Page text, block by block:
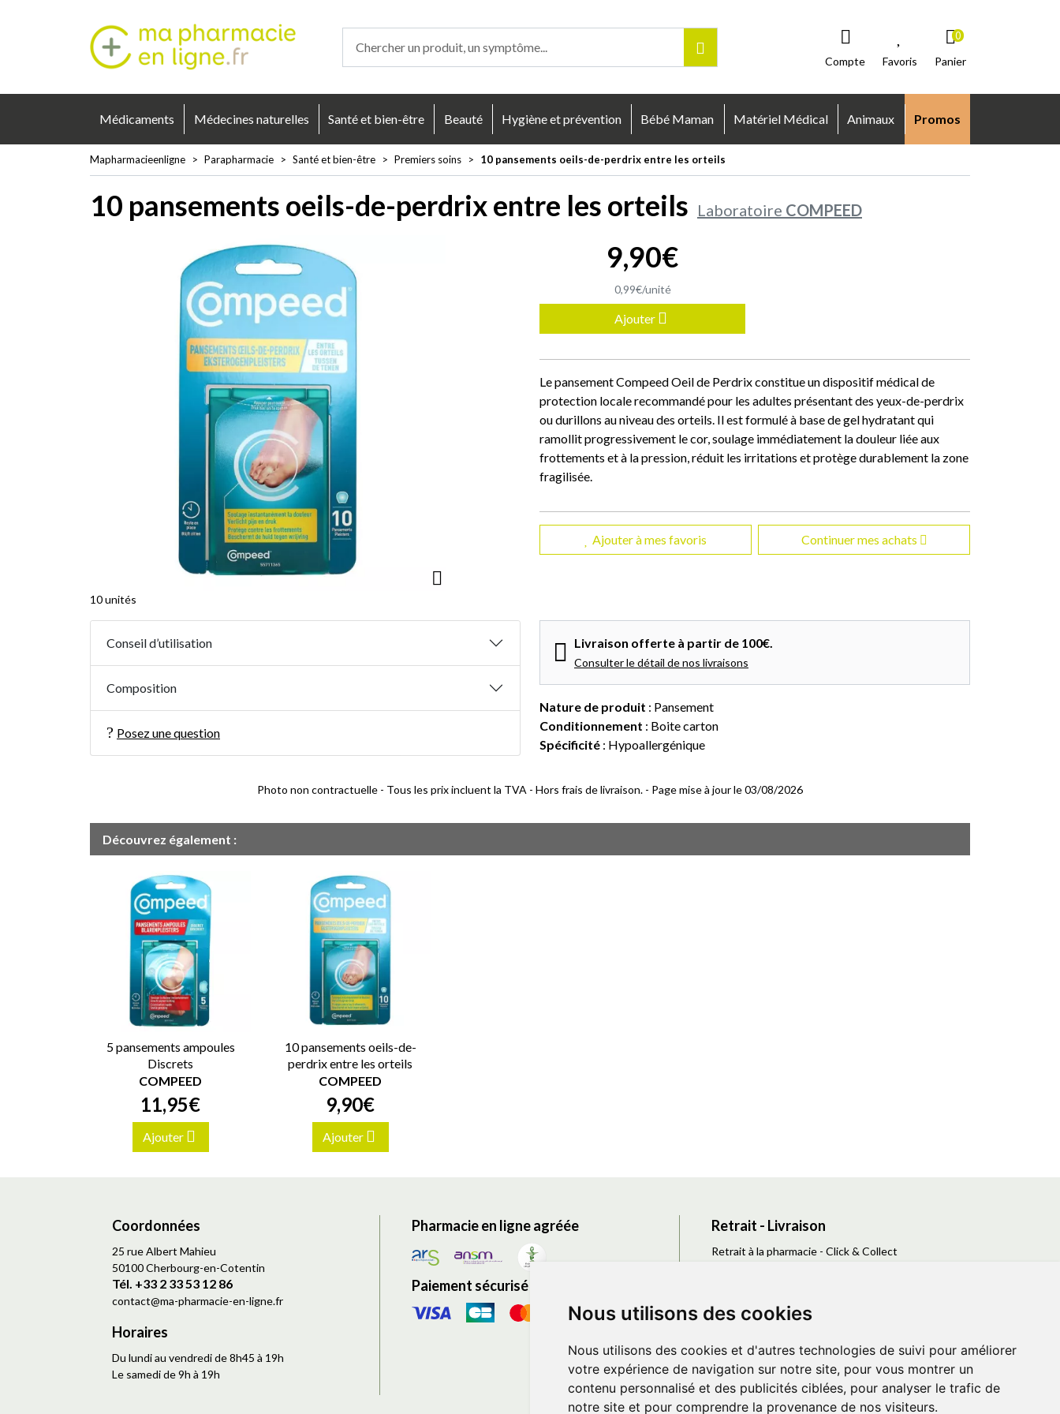
Nous utilisons des cookies
Nous utilisons des cookies et d'autres technologies de suivi pour améliorer
votre expérience de navigation sur notre site, pour vous montrer un
contenu personnalisé et des publicités ciblées, pour analyser le trafic de
notre site et pour comprendre la provenance de nos visiteurs.
Compte Favoris Panier
0
Médicaments Médecines naturelles Santé et bien-être Beauté Hygiène et prévention Bébé Maman Matériel Médical Animaux Promos
Mapharmacieenligne Parapharmacie Santé et bien-être Premiers soins 10 pansements oeils-de-perdrix entre les orteils
10 pansements oeils-de-perdrix entre les orteils Laboratoire COMPEED
10 unités
9,90€
0,99€/unité
Ajouter
Le pansement Compeed Oeil de Perdrix constitue un dispositif médical de
protection locale recommandé pour les adultes présentant des yeux-de-perdrix
ou durillons au niveau des orteils. Il est formulé à base de gel hydratant qui
ramollit progressivement le cor, soulage immédiatement la douleur liée aux
frottements et à la pression, réduit les irritations et protège durablement la zone
fragilisée.
Ajouter à mes favoris Continuer mes achats
Conseil d’utilisation
Composition
Posez une question
Livraison offerte à partir de 100€.
Consulter le détail de nos livraisons
Nature de produit : Pansement
Conditionnement : Boite carton
Spécificité : Hypoallergénique
Photo non contractuelle - Tous les prix incluent la TVA - Hors frais de livraison. - Page mise à jour le 03/08/2026
Découvrez également :
5 pansements ampoules
Discrets
COMPEED
11,95€
Ajouter
10 pansements oeils-de-
perdrix entre les orteils
COMPEED
9,90€
Ajouter
Coordonnées
25 rue Albert Mahieu
50100 Cherbourg-en-Cotentin
Tél. +33 2 33 53 12 86
contact@ma-pharmacie-en-ligne.fr
Horaires
Du lundi au vendredi de 8h45 à 19h
Le samedi de 9h à 19h
Pharmacie en ligne agréée
Paiement sécurisé
Retrait - Livraison
Retrait à la pharmacie - Click & Collect